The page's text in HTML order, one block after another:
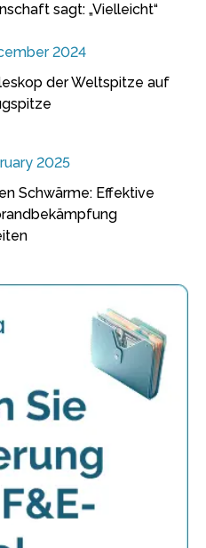
sagt: „Vielleicht“
2024
der Weltspitze auf
2025
Schwärme: Effektive